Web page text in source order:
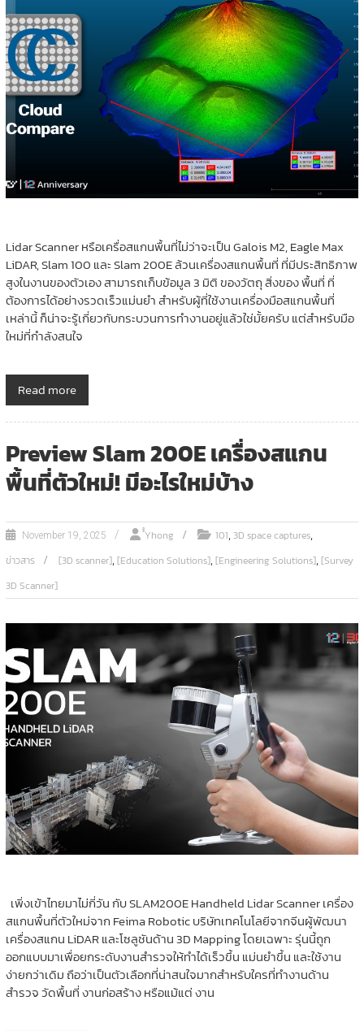
Lidar Scanner หรือเครื่อสแกนพื้นที่ไม่ว่าจะเป็น Galois M2, Eagle Max
LiDAR, Slam 100 และ Slam 200E ล้วนเครื่องสแกนพื้นที่ ที่มีประสิทธิภาพ
สูงในงานของตัวเอง สามารถเก็บข้อมูล 3 มิติ ของวัตถุ สิ่งของ พื้นที่ ที่
ต้องการได้อย่างรวดเร็วแม่นยำ สำหรับผู้ที่ใช้งานเครื่องมือสแกนพื้นที่
เหล่านี้ ก็น่าจะรู้เกี่ยวกับกระบวนการทำงานอยู่แล้วใช่มั้ยครับ แต่สำหรับมือ
ใหม่ที่กำลังสนใจ
Read more
Preview Slam 200E เครื่องสแกน
พื้นที่ตัวใหม่! มีอะไรใหม่บ้าง
November 19, 2025 ํํYhong 101,3D space captures,
ข่าวสาร [3D scanner],[Education Solutions],[Engineering Solutions],[Survey
3D Scanner]
เพิ่งเข้าไทยมาไม่กี่วัน กับ SLAM200E Handheld Lidar Scanner เครื่อง
สแกนพื้นที่ตัวใหม่จาก Feima Robotic บริษัทเทคโนโลยีจากจีนผู้พัฒนา
เครื่องสแกน LiDAR และโซลูชันด้าน 3D Mapping โดยเฉพาะ รุ่นนี้ถูก
ออกแบบมาเพื่อยกระดับงานสำรวจให้ทำได้เร็วขึ้น แม่นยำขึ้น และใช้งาน
ง่ายกว่าเดิม ถือว่าเป็นตัวเลือกที่น่าสนใจมากสำหรับใครที่ทำงานด้าน
สำรวจ วัดพื้นที่ งานก่อสร้าง หรือแม้แต่ งาน